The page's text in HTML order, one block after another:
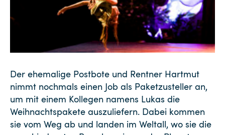
Der ehemalige Postbote und Rentner Hartmut
nimmt nochmals einen Job als Paketzusteller an,
um mit einem Kollegen namens Lukas die
Weihnachtspakete auszuliefern. Dabei kommen
sie vom Weg ab und landen im Weltall, wo sie die